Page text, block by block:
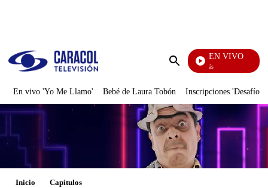
Enviar
EN VIVO
También Caerás
En vivo 'Yo Me Llamo' Bebé de Laura Tobón Inscripciones 'Desafío'
Inicio Capítulos